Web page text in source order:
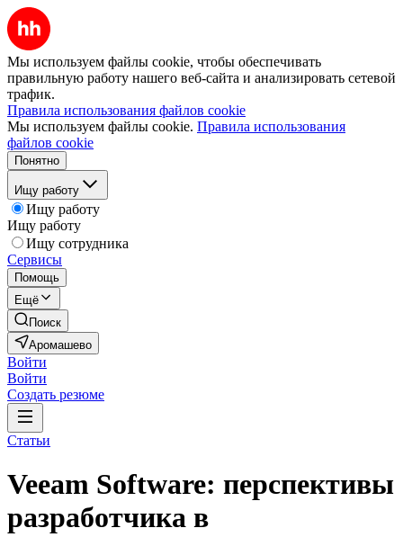
Мы используем файлы cookie, чтобы обеспечивать
правильную работу нашего веб-сайта и анализировать сетевой
трафик.
Правила использования файлов cookie
Мы используем файлы cookie. Правила использования
файлов cookie
Понятно
Ищу работу
Ищу работу
Ищу работу
Ищу сотрудника
Сервисы
Помощь
Ещё
Поиск
Аромашево
Войти
Войти
Создать резюме
Статьи
Veeam Software: перспективы
разработчика в